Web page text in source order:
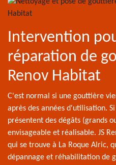
Intervention
réparation de
Renov Habitat
C'est normal si une gouttière
après des années d'utilisation.
présentent des dégâts (grands
envisageable et réalisable. JS
qui se trouve à La Roque Alric,
dépannage et réhabilitation de